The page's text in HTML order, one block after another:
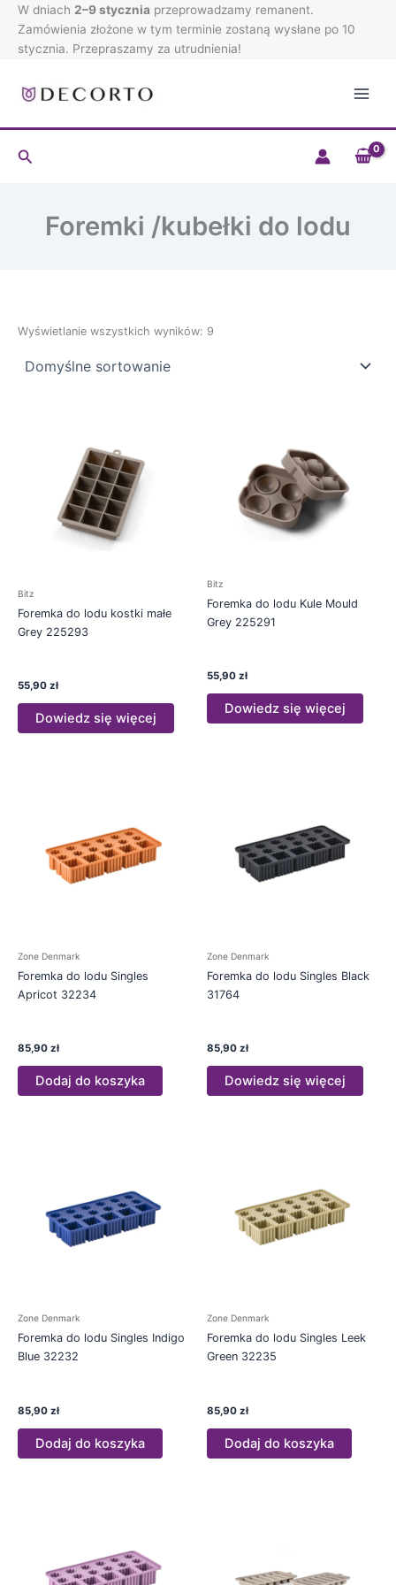
Przejdź
treści
W dniach 2–9 stycznia przeprowadzamy remanent.
Zamówienia złożone w tym terminie zostaną wysłane po 10
stycznia. Przepraszamy za utrudnienia!
Szukaj
Foremki /kubełki do lodu
Wyświetlanie wszystkich wyników: 9
Bitz
Foremka do lodu kostki małe
Grey 225293
55,90 zł
Dowiedz się więcej
Bitz
Foremka do lodu Kule Mould
Grey 225291
55,90 zł
Dowiedz się więcej
Zone Denmark
Foremka do lodu Singles
Apricot 32234
85,90 zł
Dodaj do koszyka
Zone Denmark
Foremka do lodu Singles Black
31764
85,90 zł
Dowiedz się więcej
Zone Denmark
Foremka do lodu Singles Indigo
Blue 32232
85,90 zł
Dodaj do koszyka
Zone Denmark
Foremka do lodu Singles Leek
Green 32235
85,90 zł
Dodaj do koszyka